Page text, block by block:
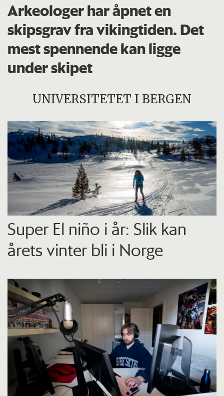
Arkeologer har åpnet en
skipsgrav fra vikingtiden. Det
mest spennende kan ligge
under skipet
UNIVERSITETET I BERGEN
Super El niño i år: Slik kan
årets vinter bli i Norge